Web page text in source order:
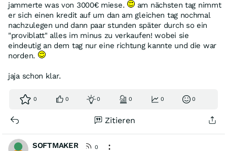
jammerte was von 3000€ miese.
am nächsten tag nimmt
er sich einen kredit auf um dan am gleichen tag nochmal
nachzulegen und dann paar stunden später durch so ein
"proviblatt" alles im minus zu verkaufen! wobei sie
eindeutig an dem tag nur eine richtung kannte und die war
norden.
jaja schon klar.
0 0 0 0 0 0
Zitieren
SOFTMAKER
0